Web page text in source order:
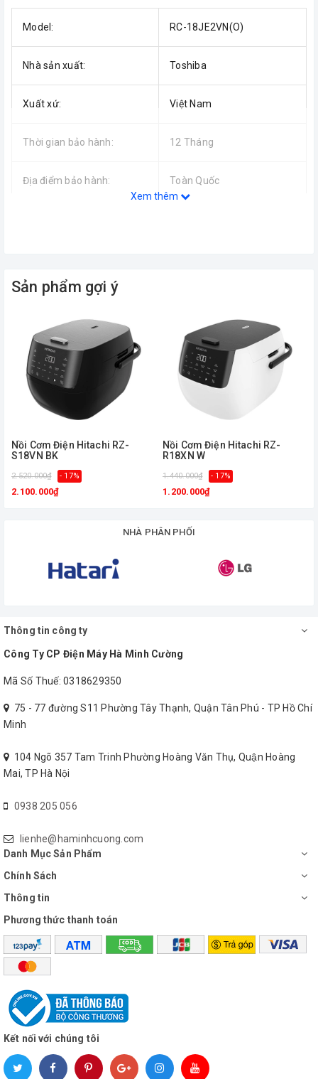
Model: RC-18JE2VN(O)
Nhà sản xuất: Toshiba
Xuất xứ: Việt Nam
Thời gian bảo hành: 12 Tháng
Địa điểm bảo hành: Toàn Quốc
Công suất:
Chất liệu lòng nồi: Chống dính
Chế độ nấu: Nấu, hấp, giữ ấm
Công nghệ nhiệt 360 độ
mạnh mẽ, đối lưu bao quang nồi từ trên xống dưới giúp truyền
Lòng nồi chống dính
Nồi cơm điện Toshiba trang bị lòng nồi với vật liệu cao cấp chống
dính, độ bền cao, chống trầy xướt. Dễ vệ sinh sau khi dùng.
Xem thêm
Sản phẩm gợi ý
Nồi Cơm Điện Hitachi RZ-
S18VN BK
2.520.000₫ - 17%
2.100.000₫
Nồi Cơm Điện Hitachi RZ-
R18XN W
1.440.000₫ - 17%
1.200.000₫
NHÀ PHÂN PHỐI
Thông tin công ty
Công Ty CP Điện Máy Hà Minh Cường
Mã Số Thuế: 0318629350
75 - 77 đường S11 Phường Tây Thạnh, Quận Tân Phú - TP Hồ Chí
Minh
104 Ngõ 357 Tam Trinh Phường Hoàng Văn Thụ, Quận Hoàng
Mai, TP Hà Nội
0938 205 056
lienhe@haminhcuong.com
Danh Mục Sản Phẩm
Chính Sách
Thông tin
Phương thức thanh toán
Kết nối với chúng tôi